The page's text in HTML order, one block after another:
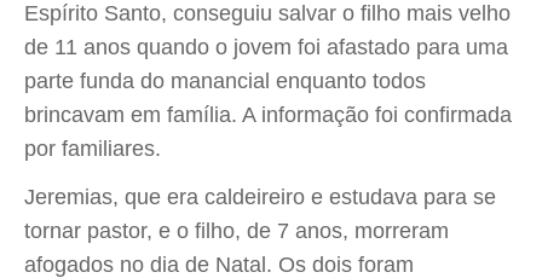
Espírito Santo, conseguiu salvar o filho mais velho
de 11 anos quando o jovem foi afastado para uma
parte funda do manancial enquanto todos
brincavam em família. A informação foi confirmada
por familiares.
Jeremias, que era caldeireiro e estudava para se
tornar pastor, e o filho, de 7 anos, morreram
afogados no dia de Natal. Os dois foram